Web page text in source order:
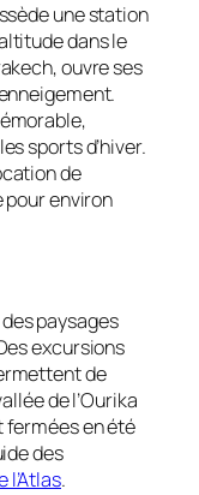
une station
dans le
ouvre ses
sports d’hiver.
de
environ
paysages
excursions
de
de l’Ourika
fermées en été
des
l’Atlas.